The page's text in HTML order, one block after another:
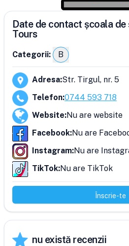
Date de contact școala
Tours
Categorii: B
Adresa:Str. Tirgul, nr. 5
Telefon:0744 593 718
Website:Nu are website
Facebook:Nu are
Instagram:Nu are
TikTok:Nu are TikTok
Înscrie-te
nu există recenzii